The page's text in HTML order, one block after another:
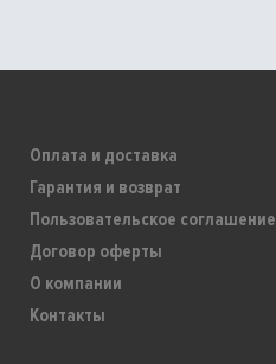
Оплата и доставка
Гарантия и возврат
Пользовательское соглашение
Договор оферты
О компании
Контакты